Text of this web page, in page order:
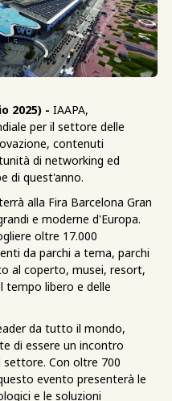
2025) - IAAPA,
per il settore delle
contenuti
di networking ed
di quest'anno.
alla Fira Barcelona Gran
e moderne d'Europa.
oltre 17.000
da parchi a tema, parchi
al coperto, musei, resort,
tempo libero e delle
da tutto il mondo,
di essere un incontro
settore. Con oltre 700
evento presenterà le
e le soluzioni